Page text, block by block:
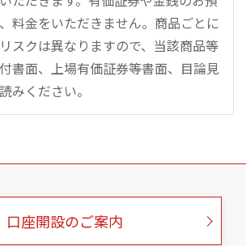
料金をいただきません。商品ごとに
スクは異なりますので、当該商品等
書面、上場有価証券等書面、目論見
みください。
口座開設のご案内